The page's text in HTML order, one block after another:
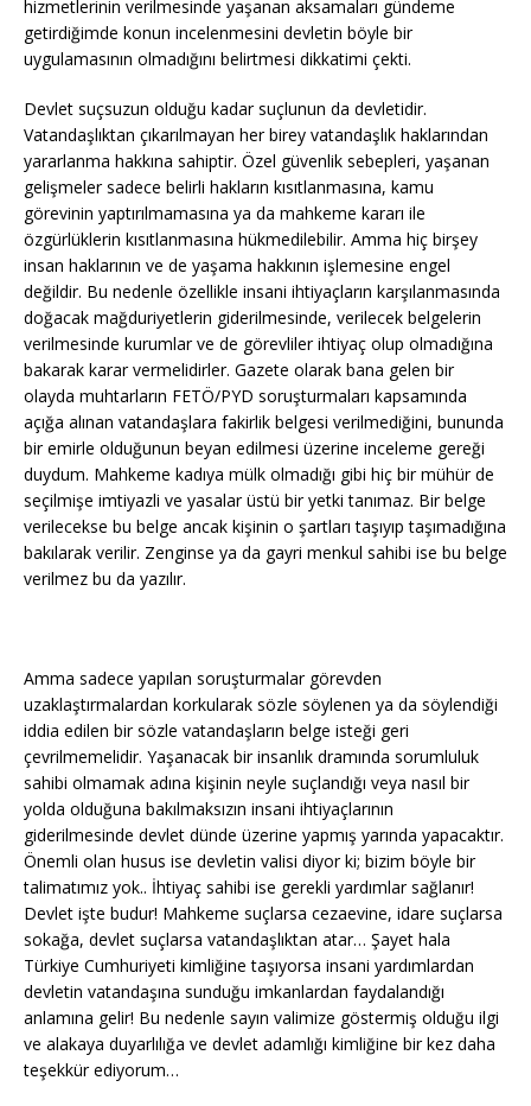
hizmetlerinin verilmesinde yaşanan aksamaları gündeme
getirdiğimde konun incelenmesini devletin böyle bir
uygulamasının olmadığını belirtmesi dikkatimi çekti.
Devlet suçsuzun olduğu kadar suçlunun da devletidir.
Vatandaşlıktan çıkarılmayan her birey vatandaşlık haklarından
yararlanma hakkına sahiptir. Özel güvenlik sebepleri, yaşanan
gelişmeler sadece belirli hakların kısıtlanmasına, kamu
görevinin yaptırılmamasına ya da mahkeme kararı ile
özgürlüklerin kısıtlanmasına hükmedilebilir. Amma hiç birşey
insan haklarının ve de yaşama hakkının işlemesine engel
değildir. Bu nedenle özellikle insani ihtiyaçların karşılanmasında
doğacak mağduriyetlerin giderilmesinde, verilecek belgelerin
verilmesinde kurumlar ve de görevliler ihtiyaç olup olmadığına
bakarak karar vermelidirler. Gazete olarak bana gelen bir
olayda muhtarların FETÖ/PYD soruşturmaları kapsamında
açığa alınan vatandaşlara fakirlik belgesi verilmediğini, bununda
bir emirle olduğunun beyan edilmesi üzerine inceleme gereği
duydum. Mahkeme kadıya mülk olmadığı gibi hiç bir mühür de
seçilmişe imtiyazli ve yasalar üstü bir yetki tanımaz. Bir belge
verilecekse bu belge ancak kişinin o şartları taşıyıp taşımadığına
bakılarak verilir. Zenginse ya da gayri menkul sahibi ise bu belge
verilmez bu da yazılır.
Amma sadece yapılan soruşturmalar görevden
uzaklaştırmalardan korkularak sözle söylenen ya da söylendiği
iddia edilen bir sözle vatandaşların belge isteği geri
çevrilmemelidir. Yaşanacak bir insanlık dramında sorumluluk
sahibi olmamak adına kişinin neyle suçlandığı veya nasıl bir
yolda olduğuna bakılmaksızın insani ihtiyaçlarının
giderilmesinde devlet dünde üzerine yapmış yarında yapacaktır.
Önemli olan husus ise devletin valisi diyor ki; bizim böyle bir
talimatımız yok.. İhtiyaç sahibi ise gerekli yardımlar sağlanır!
Devlet işte budur! Mahkeme suçlarsa cezaevine, idare suçlarsa
sokağa, devlet suçlarsa vatandaşlıktan atar… Şayet hala
Türkiye Cumhuriyeti kimliğine taşıyorsa insani yardımlardan
devletin vatandaşına sunduğu imkanlardan faydalandığı
anlamına gelir! Bu nedenle sayın valimize göstermiş olduğu ilgi
ve alakaya duyarlılığa ve devlet adamlığı kimliğine bir kez daha
teşekkür ediyorum…